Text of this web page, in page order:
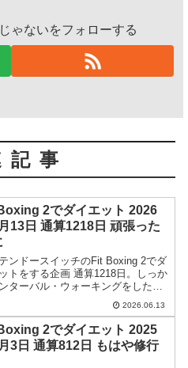
ゃないをフォローする
記事
2でダイエット 2026
13日 通算1218日 頑張った
ンドースイッチのFit Boxing 2でダ
トをする企画 通算1218日。しっか
ターバル・ウォーキングをしたん
が、Amazfitの装着が甘かったのかち
2026.06.13
2でダイエット 2025
3日 通算812日 もはや修行